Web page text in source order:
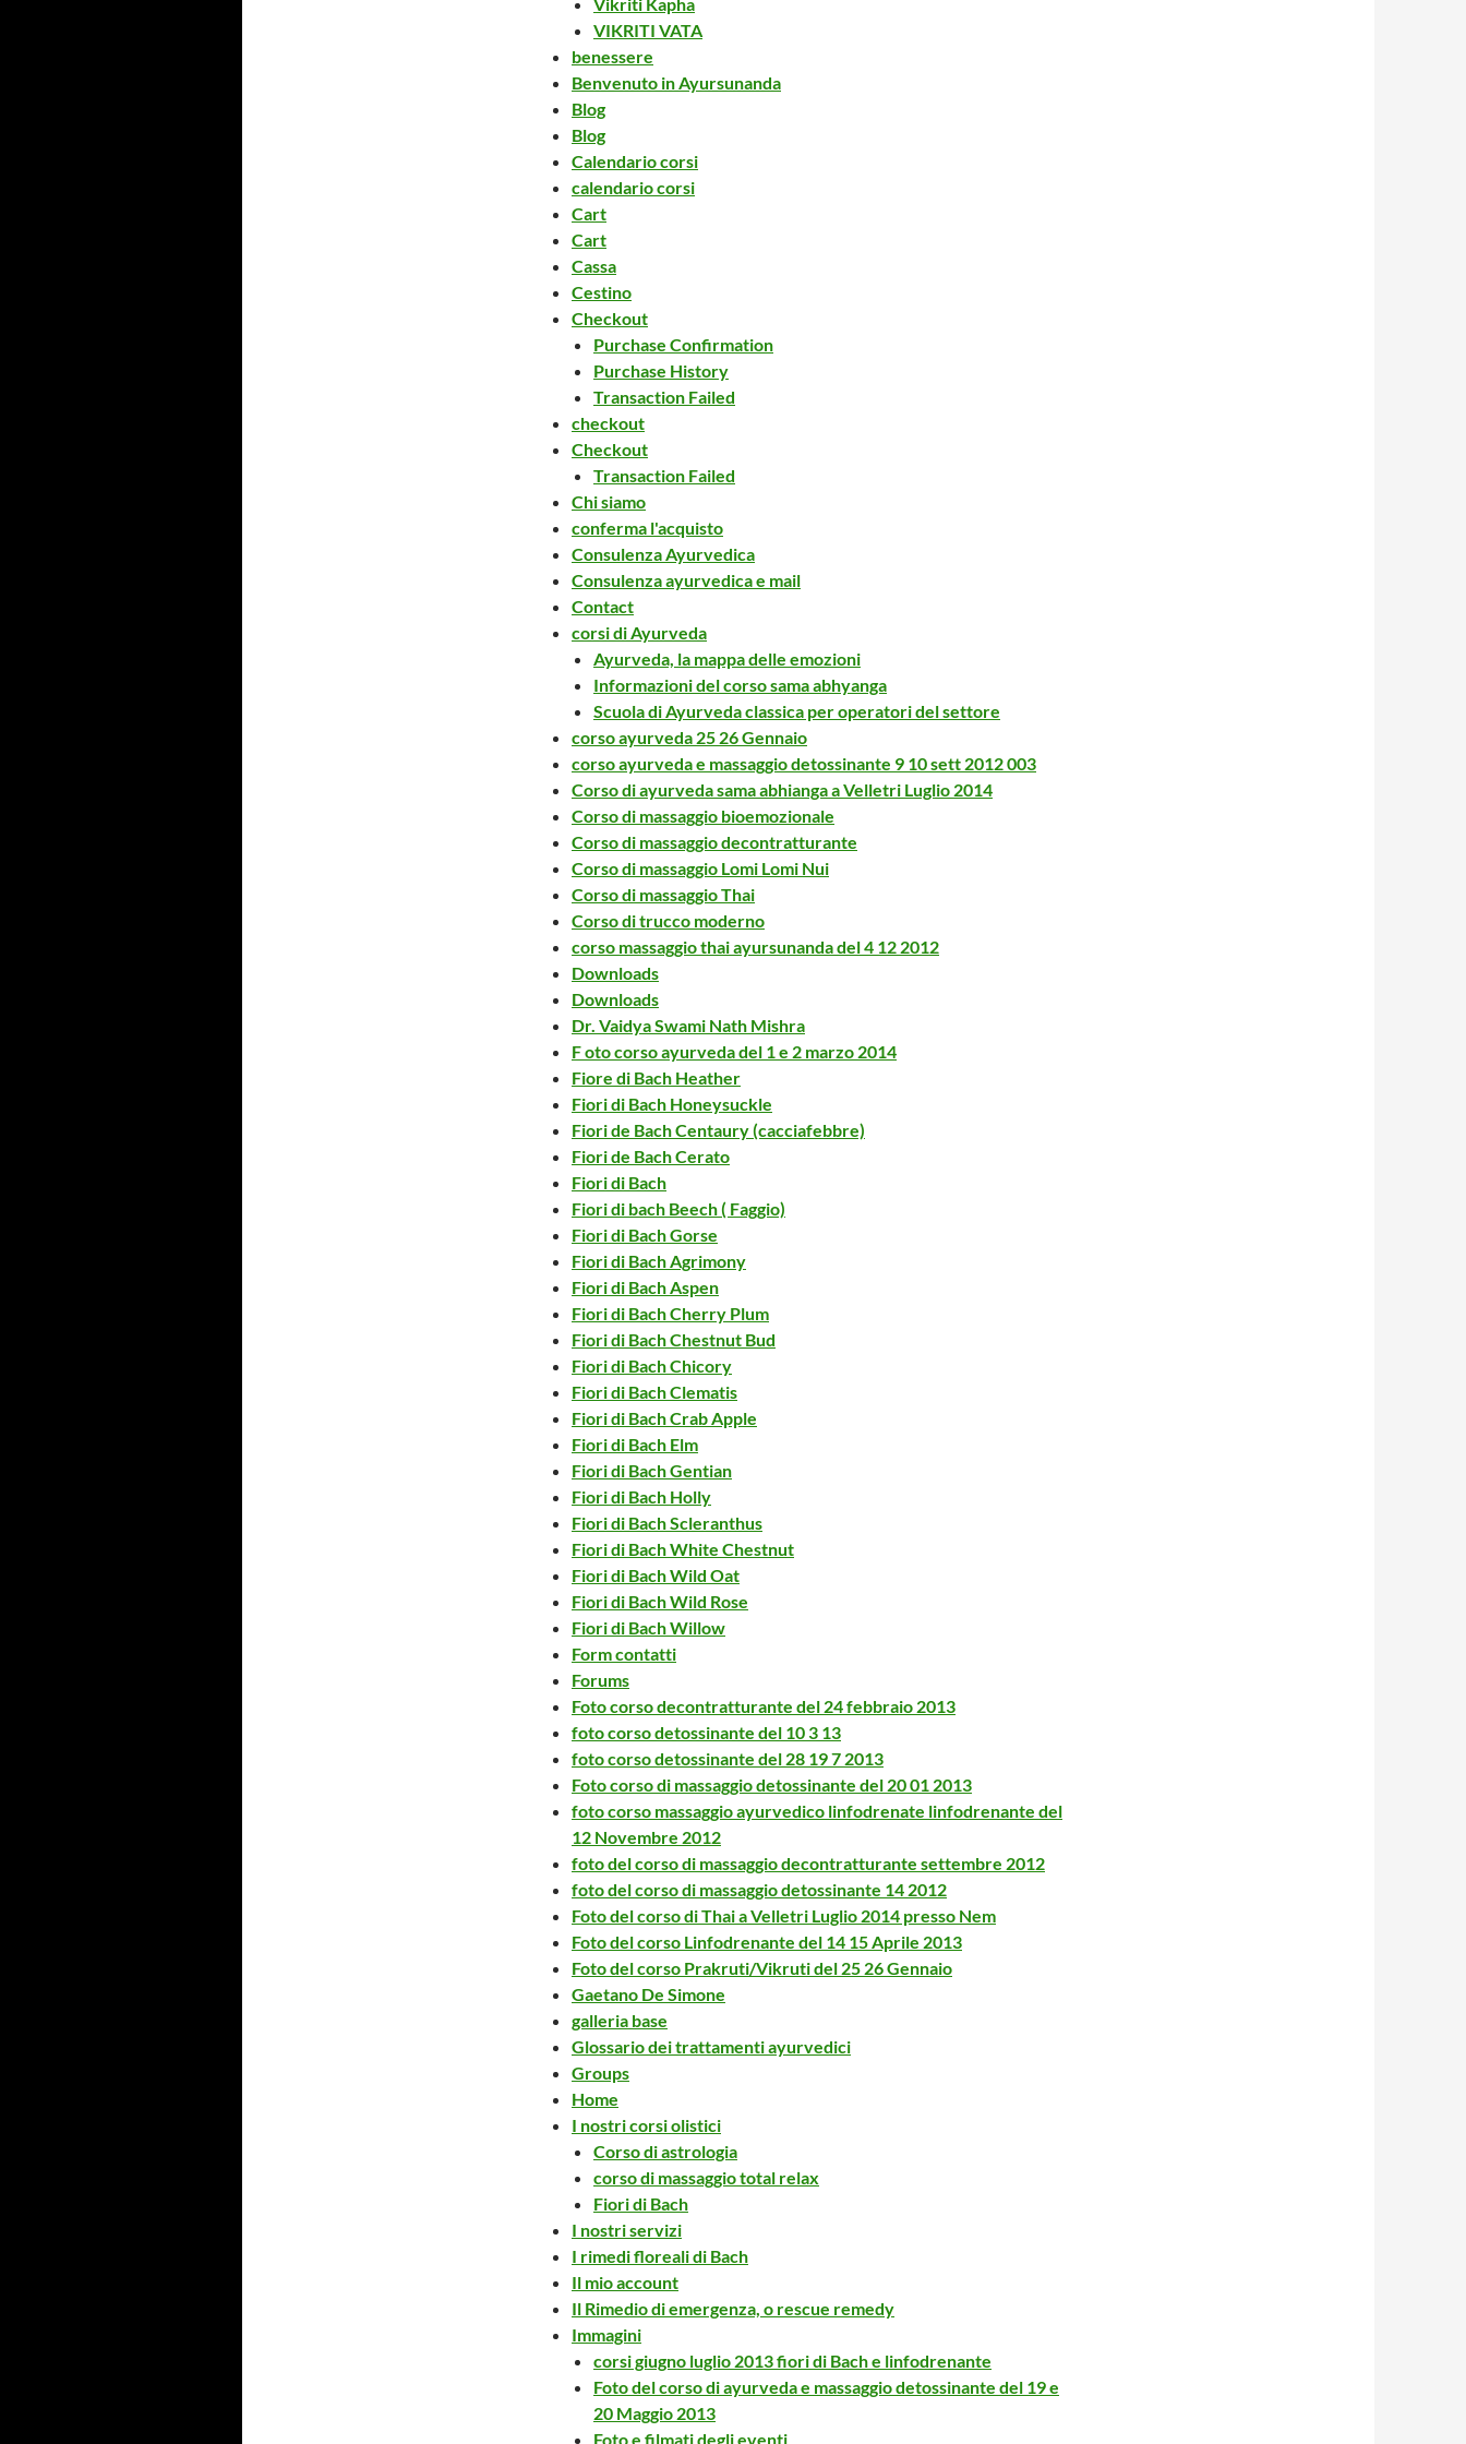
VIKRITI VATA
benessere
Benvenuto in Ayursunanda
Blog
Blog
Calendario corsi
calendario corsi
Cart
Cart
Cassa
Cestino
Checkout
Purchase Confirmation
Purchase History
Transaction Failed
checkout
Checkout
Transaction Failed
Chi siamo
conferma l'acquisto
Consulenza Ayurvedica
Consulenza ayurvedica e mail
Contact
corsi di Ayurveda
Ayurveda, la mappa delle emozioni
Informazioni del corso sama abhyanga
Scuola di Ayurveda classica per operatori del settore
corso ayurveda 25 26 Gennaio
corso ayurveda e massaggio detossinante 9 10 sett 2012 003
Corso di ayurveda sama abhianga a Velletri Luglio 2014
Corso di massaggio bioemozionale
Corso di massaggio decontratturante
Corso di massaggio Lomi Lomi Nui
Corso di massaggio Thai
Corso di trucco moderno
corso massaggio thai ayursunanda del 4 12 2012
Downloads
Downloads
Dr. Vaidya Swami Nath Mishra
F oto corso ayurveda del 1 e 2 marzo 2014
Fiore di Bach Heather
Fiori di Bach Honeysuckle
Fiori de Bach Centaury (cacciafebbre)
Fiori de Bach Cerato
Fiori di Bach
Fiori di bach Beech ( Faggio)
Fiori di Bach Gorse
Fiori di Bach Agrimony
Fiori di Bach Aspen
Fiori di Bach Cherry Plum
Fiori di Bach Chestnut Bud
Fiori di Bach Chicory
Fiori di Bach Clematis
Fiori di Bach Crab Apple
Fiori di Bach Elm
Fiori di Bach Gentian
Fiori di Bach Holly
Fiori di Bach Scleranthus
Fiori di Bach White Chestnut
Fiori di Bach Wild Oat
Fiori di Bach Wild Rose
Fiori di Bach Willow
Form contatti
Forums
Foto corso decontratturante del 24 febbraio 2013
foto corso detossinante del 10 3 13
foto corso detossinante del 28 19 7 2013
Foto corso di massaggio detossinante del 20 01 2013
foto corso massaggio ayurvedico linfodrenate linfodrenante del
12 Novembre 2012
foto del corso di massaggio decontratturante settembre 2012
foto del corso di massaggio detossinante 14 2012
Foto del corso di Thai a Velletri Luglio 2014 presso Nem
Foto del corso Linfodrenante del 14 15 Aprile 2013
Foto del corso Prakruti/Vikruti del 25 26 Gennaio
Gaetano De Simone
galleria base
Glossario dei trattamenti ayurvedici
Groups
Home
I nostri corsi olistici
Corso di astrologia
corso di massaggio total relax
Fiori di Bach
I nostri servizi
I rimedi floreali di Bach
Il mio account
Il Rimedio di emergenza, o rescue remedy
Immagini
corsi giugno luglio 2013 fiori di Bach e linfodrenante
Foto del corso di ayurveda e massaggio detossinante del 19 e
20 Maggio 2013
Foto e filmati degli eventi